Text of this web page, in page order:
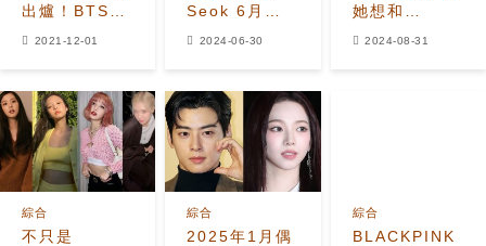
出爐！BTS、
是後幾名
2021-12-01
Seok 6月明
BTS等
2024-06-30
她想和
2024-08-31
不只是
綜合
2025年1月偶
綜合
BLACKPINK
綜合